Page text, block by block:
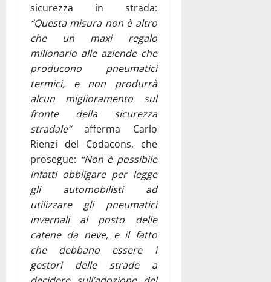
sicurezza in strada:
“Questa misura non è altro
che un maxi regalo
milionario alle aziende che
producono pneumatici
termici, e non produrrà
alcun miglioramento sul
fronte della sicurezza
stradale”afferma Carlo
Rienzi del Codacons, che
prosegue: “Non è possibile
infatti obbligare per legge
gli automobilisti ad
utilizzare gli pneumatici
invernali al posto delle
catene da neve, e il fatto
che debbano essere i
gestori delle strade a